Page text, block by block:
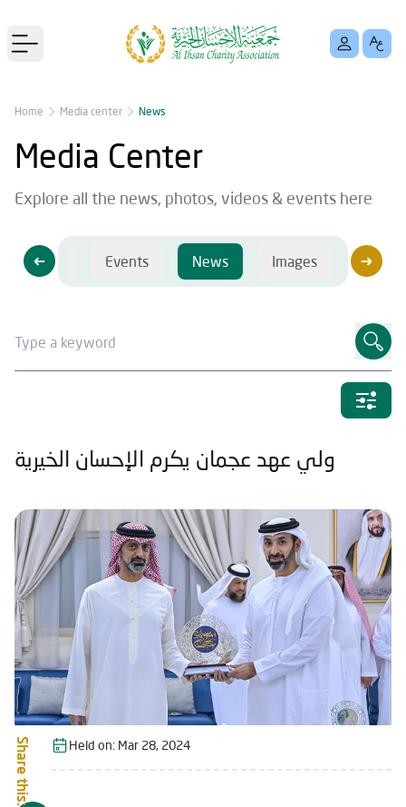
Open main menu
Home Media center News
Media Center
Explore all the news, photos, videos & events here
Videos Events News Images Videos
ولي عهد عجمان يكرم الإحسان الخيرية
Share this: Held on: Mar 28, 2024